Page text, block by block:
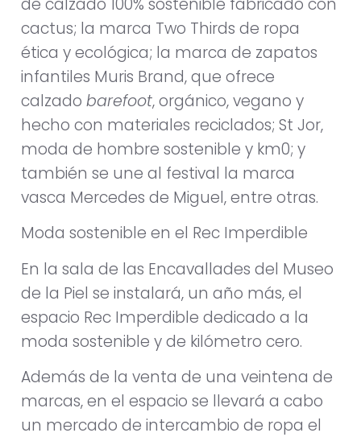
cactus; la marca Two Thirds de ropa
ética y ecológica; la marca de zapatos
infantiles Muris Brand, que ofrece
calzado barefoot, orgánico, vegano y
hecho con materiales reciclados; St Jor,
moda de hombre sostenible y km0; y
también se une al festival la marca
vasca Mercedes de Miguel, entre otras.
Moda sostenible en el Rec Imperdible
En la sala de las Encavallades del Museo
de la Piel se instalará, un año más, el
espacio Rec Imperdible dedicado a la
moda sostenible y de kilómetro cero.
Además de la venta de una veintena de
marcas, en el espacio se llevará a cabo
un mercado de intercambio de ropa el